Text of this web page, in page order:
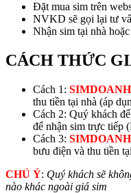
Đặt mua sim trên
NVKD sẽ gọi lại tư
Nhận sim tại nhà
CÁCH THỨC
Cách 1:
thu tiền tại nhà (áp
Cách 2: Quý khách
để nhận sim trực tiếp
Cách 3:
bưu điện và thu tiền
CHÚ Ý: Quý khách sẽ
nào khác ngoài giá sim